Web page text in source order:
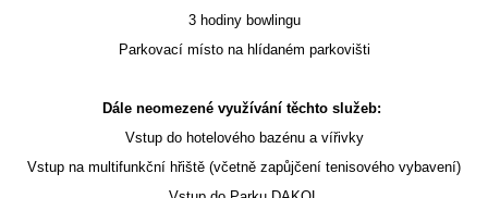
3 hodiny bowlingu
Parkovací místo na hlídaném parkovišti
Dále neomezené využívání těchto služeb:
Vstup do hotelového bazénu a vířivky
Vstup na multifunkční hřiště (včetně zapůjčení tenisového vybavení)